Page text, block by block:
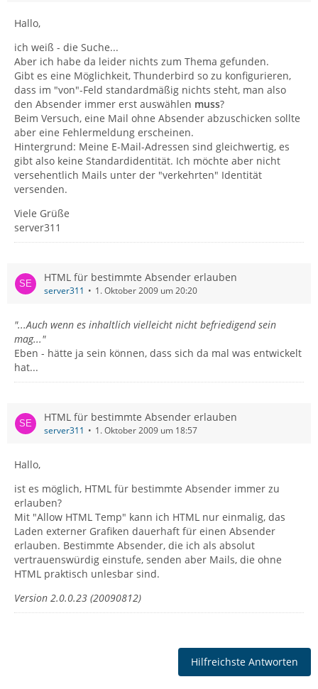
Hallo,
ich weiß - die Suche...
Aber ich habe da leider nichts zum Thema gefunden.
Gibt es eine Möglichkeit, Thunderbird so zu konfigurieren,
dass im "von"-Feld standardmäßig nichts steht, man also
den Absender immer erst auswählen muss?
Beim Versuch, eine Mail ohne Absender abzuschicken sollte
aber eine Fehlermeldung erscheinen.
Hintergrund: Meine E-Mail-Adressen sind gleichwertig, es
gibt also keine Standardidentität. Ich möchte aber nicht
versehentlich Mails unter der "verkehrten" Identität
versenden.
Viele Grüße
server311
HTML für bestimmte Absender erlauben
server311 1. Oktober 2009 um 20:20
"...Auch wenn es inhaltlich vielleicht nicht befriedigend sein
mag..."
Eben - hätte ja sein können, dass sich da mal was entwickelt
hat...
HTML für bestimmte Absender erlauben
server311 1. Oktober 2009 um 18:57
Hallo,
ist es möglich, HTML für bestimmte Absender immer zu
erlauben?
Mit "Allow HTML Temp" kann ich HTML nur einmalig, das
Laden externer Grafiken dauerhaft für einen Absender
erlauben. Bestimmte Absender, die ich als absolut
vertrauenswürdig einstufe, senden aber Mails, die ohne
HTML praktisch unlesbar sind.
Version 2.0.0.23 (20090812)
Hilfreichste Antworten